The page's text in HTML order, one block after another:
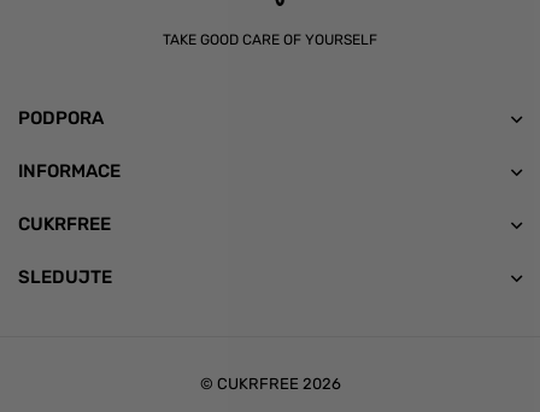
TAKE GOOD CARE OF YOURSELF
PODPORA
INFORMACE
CUKRFREE
SLEDUJTE
© CUKRFREE 2026